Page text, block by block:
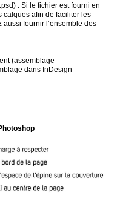
: Si le fichier est fourni en
calques afin de faciliter les
fournir l’ensemble des
(assemblage
dans InDesign